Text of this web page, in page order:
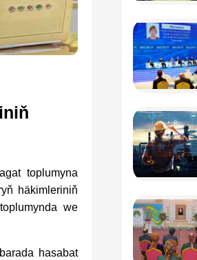
toplumyna
häkimleriniň
we
hasabat